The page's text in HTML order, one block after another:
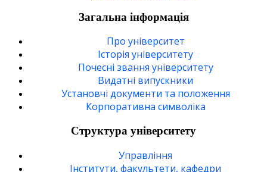
Загальна інформація
Про університет
Історія університету
Почесні звання університету
Видатні випускники
Установчі документи та положення
Корпоративна символiка
Структура університету
Управління
Інститути, факультети, кафедри